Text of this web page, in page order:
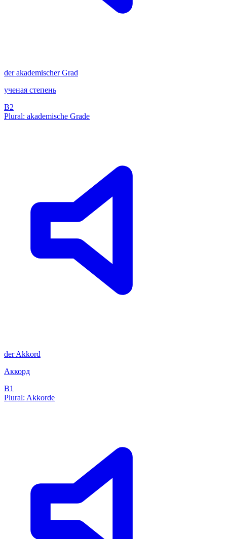
derakademischer Grad
ученая степень
B2
Plural: akademische Grade
derAkkord
Аккорд
B1
Plural: Akkorde